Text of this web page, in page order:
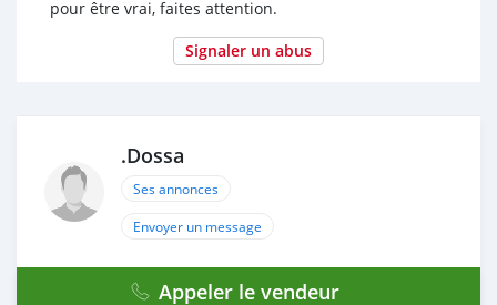
pour être vrai, faites attention.
Signaler un abus
.Dossa
Ses annonces
Envoyer un message
Appeler le vendeur